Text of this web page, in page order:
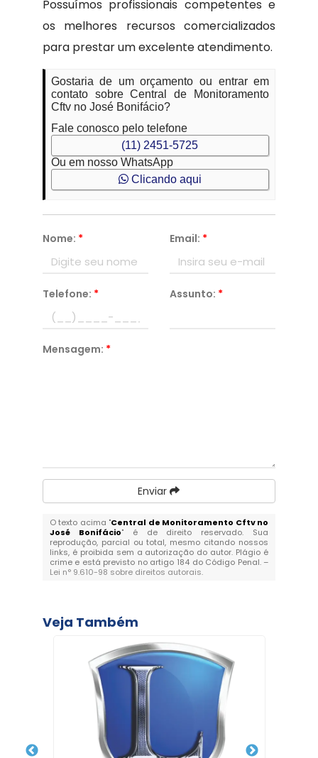
Possuímos profissionais competentes e
os melhores recursos comercializados
para prestar um excelente atendimento.
Gostaria de um orçamento ou entrar em
contato sobre Central de Monitoramento
Cftv no José Bonifácio?
Fale conosco pelo telefone
(11) 2451-5725
Ou em nosso WhatsApp
Clicando aqui
Nome: * Email: *
Telefone: * Assunto: *
Mensagem: *
Enviar
O texto acima "Central de Monitoramento Cftv no
José Bonifácio" é de direito reservado. Sua
reprodução, parcial ou total, mesmo citando nossos
links, é proibida sem a autorização do autor. Plágio é
crime e está previsto no artigo 184 do Código Penal. –
Lei n° 9.610-98 sobre direitos autorais.
Veja Também